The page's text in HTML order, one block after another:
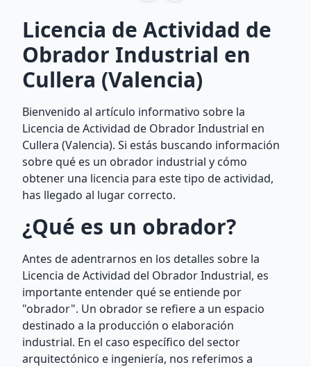
Licencia de Actividad de
Obrador Industrial en
Cullera (Valencia)
Bienvenido al artículo informativo sobre la
Licencia de Actividad de Obrador Industrial en
Cullera (Valencia). Si estás buscando información
sobre qué es un obrador industrial y cómo
obtener una licencia para este tipo de actividad,
has llegado al lugar correcto.
¿Qué es un obrador?
Antes de adentrarnos en los detalles sobre la
Licencia de Actividad del Obrador Industrial, es
importante entender qué se entiende por
"obrador". Un obrador se refiere a un espacio
destinado a la producción o elaboración
industrial. En el caso específico del sector
arquitectónico e ingeniería, nos referimos a